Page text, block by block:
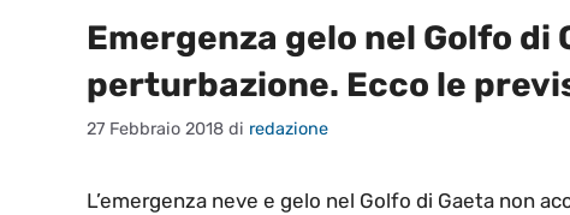
Emergenza gelo nel Golfo di
perturbazione. Ecco le
27 Febbraio 2018 di redazione
L’emergenza neve e gelo nel Golfo di Gaeta non